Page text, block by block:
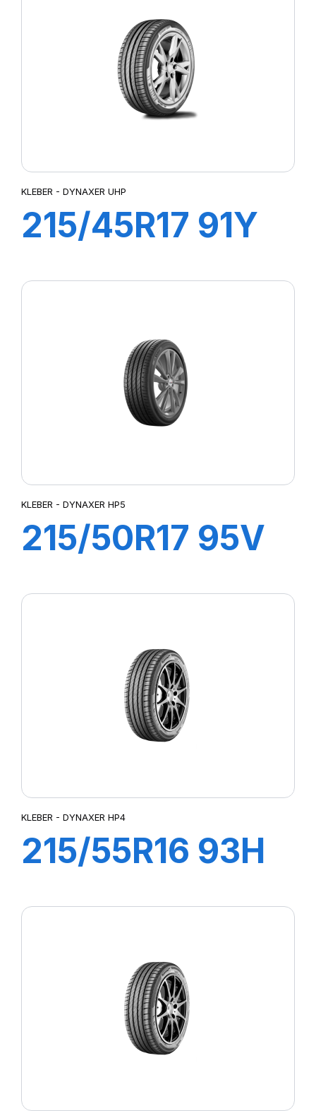
KLEBER - DYNAXER UHP
215/45R17 91Y
KLEBER - DYNAXER HP5
215/50R17 95V
KLEBER - DYNAXER HP4
215/55R16 93H